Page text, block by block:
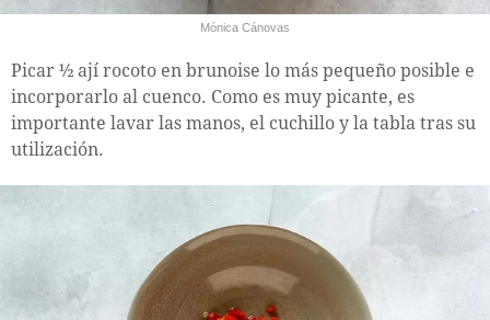
Mónica Cánovas
Picar ½ ají rocoto en brunoise lo más pequeño posible e
incorporarlo al cuenco. Como es muy picante, es
importante lavar las manos, el cuchillo y la tabla tras su
utilización.